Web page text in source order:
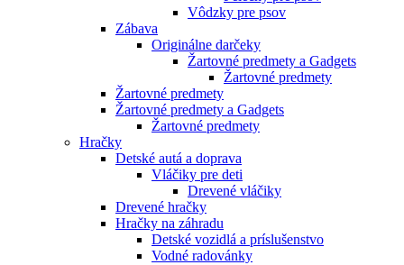
Vôdzky pre psov
Zábava
Originálne darčeky
Žartovné predmety a Gadgets
Žartovné predmety
Žartovné predmety
Žartovné predmety a Gadgets
Žartovné predmety
Hračky
Detské autá a doprava
Vláčiky pre deti
Drevené vláčiky
Drevené hračky
Hračky na záhradu
Detské vozidlá a príslušenstvo
Vodné radovánky